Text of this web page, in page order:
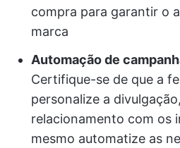
compra para garantir o
marca
Automação de
Certifique-se de que a
personalize a
relacionamento com os
mesmo automatize as